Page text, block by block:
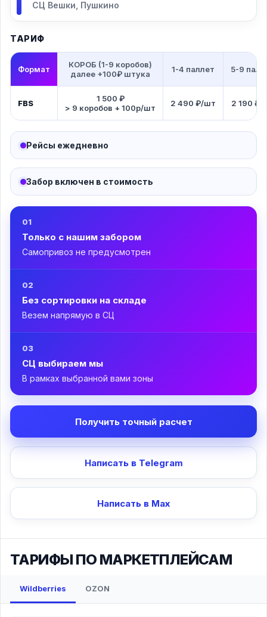
СЦ Вешки, Пушкино
ТАРИФ
Формат
КОРОБ (1-9 коробов)
далее +100₽ штука
1-4 паллет 5-9
FBS
1 500 ₽
> 9 коробов + 100р/шт
2 490 ₽/шт 2 190 ₽/
Рейсы ежедневно
Забор включен в стоимость
01
Только с нашим забором
Самопривоз не предусмотрен
02
Без сортировки на складе
Везем напрямую в СЦ
03
СЦ выбираем мы
В рамках выбранной вами зоны
Получить точный расчет
Написать в Telegram
Написать в Max
ТАРИФЫ ПО МАРКЕТПЛЕЙСАМ
Wildberries OZON